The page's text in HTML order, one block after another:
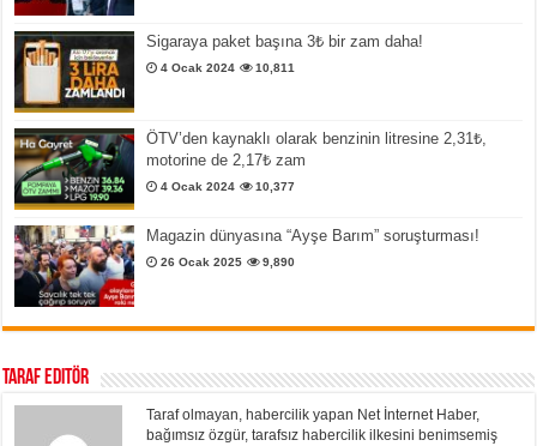
Sigaraya paket başına 3₺ bir zam daha!
4 Ocak 2024 10,811
ÖTV’den kaynaklı olarak benzinin litresine 2,31₺,
motorine de 2,17₺ zam
4 Ocak 2024 10,377
Magazin dünyasına “Ayşe Barım” soruşturması!
26 Ocak 2025 9,890
Taraf Editör
Taraf olmayan, habercilik yapan Net İnternet Haber,
bağımsız özgür, tarafsız habercilik ilkesini benimsemiş